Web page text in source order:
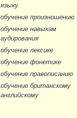
языку
обучение произношению
обучение навыкам
аудирования
обучение лексике
обучение фонетике
обучение правописанию
обучение британскому
английскому